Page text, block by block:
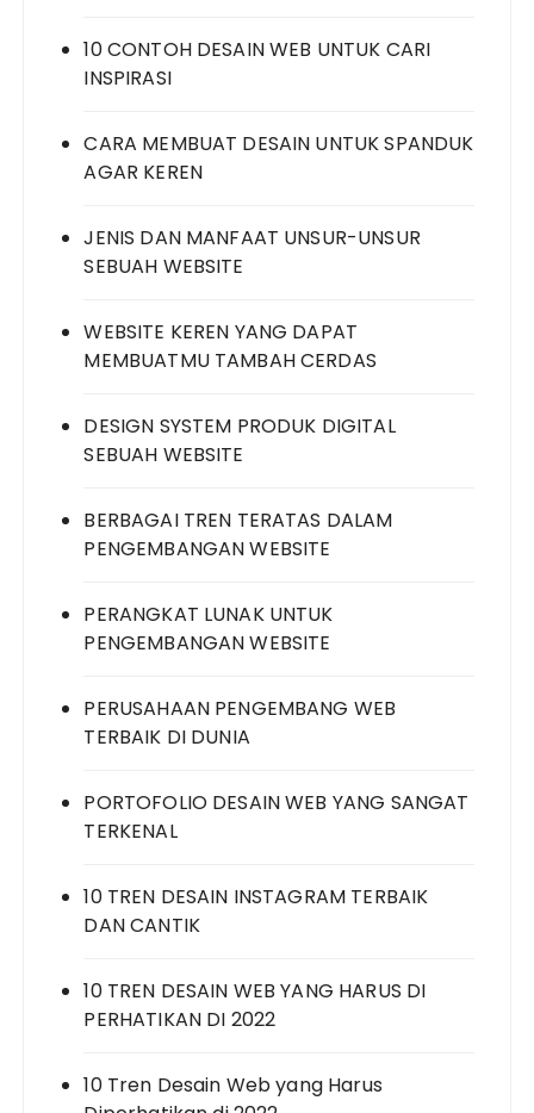
10 CONTOH DESAIN WEB UNTUK CARI
INSPIRASI
CARA MEMBUAT DESAIN UNTUK SPANDUK
AGAR KEREN
JENIS DAN MANFAAT UNSUR-UNSUR
SEBUAH WEBSITE
WEBSITE KEREN YANG DAPAT
MEMBUATMU TAMBAH CERDAS
DESIGN SYSTEM PRODUK DIGITAL
SEBUAH WEBSITE
BERBAGAI TREN TERATAS DALAM
PENGEMBANGAN WEBSITE
PERANGKAT LUNAK UNTUK
PENGEMBANGAN WEBSITE
PERUSAHAAN PENGEMBANG WEB
TERBAIK DI DUNIA
PORTOFOLIO DESAIN WEB YANG SANGAT
TERKENAL
10 TREN DESAIN INSTAGRAM TERBAIK
DAN CANTIK
10 TREN DESAIN WEB YANG HARUS DI
PERHATIKAN DI 2022
10 Tren Desain Web yang Harus